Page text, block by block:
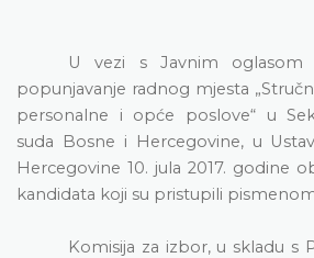
U vezi s Javnim oglasom
popunjavanje radnog mjesta
personalne i opće poslove“ u
suda Bosne i Hercegovine, u
Hercegovine 10. jula 2017. godine
kandidata koji su pristupili
Komisija za izbor, u skladu s